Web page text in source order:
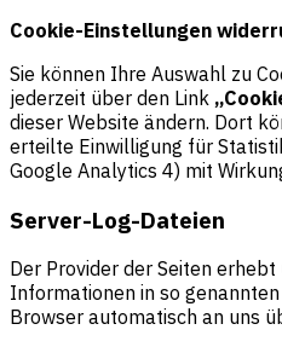
Cookie-Einstellungen
Sie können Ihre Auswahl zu
jederzeit über den Link
dieser Website ändern. Dort
erteilte Einwilligung für
Google Analytics 4) mit
Server-Log-Dateien
Der Provider der Seiten
Informationen in so
Browser automatisch an uns